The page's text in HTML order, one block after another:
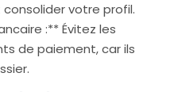
votre profil.
:** Évitez les
de paiement, car ils